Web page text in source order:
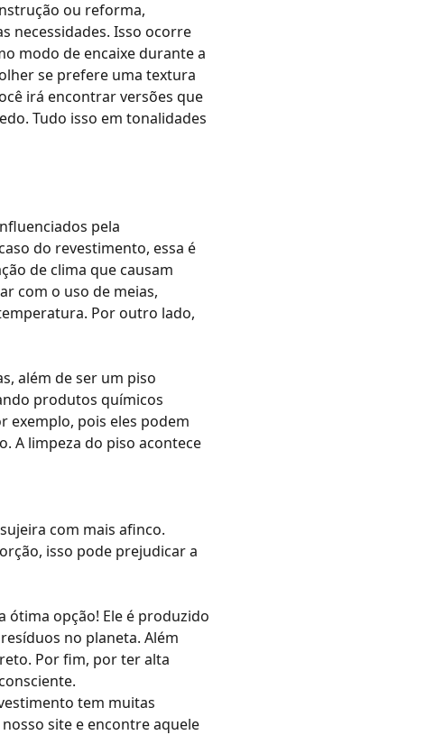
ou reforma,
necessidades. Isso ocorre
modo de encaixe durante a
se prefere uma textura
irá encontrar versões que
. Tudo isso em tonalidades
pela
do revestimento, essa é
de clima que causam
com o uso de meias,
Por outro lado,
além de ser um piso
produtos químicos
exemplo, pois eles podem
A limpeza do piso acontece
com mais afinco.
isso pode prejudicar a
ótima opção! Ele é produzido
no planeta. Além
Por fim, por ter alta
tem muitas
site e encontre aquele